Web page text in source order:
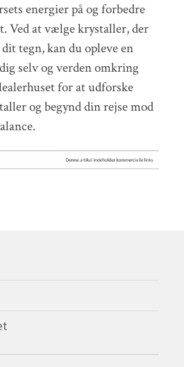
energier på og forbedre
Ved at vælge krystaller, der
tegn, kan du opleve en
selv og verden omkring
for at udforske
og begynd din rejse mod